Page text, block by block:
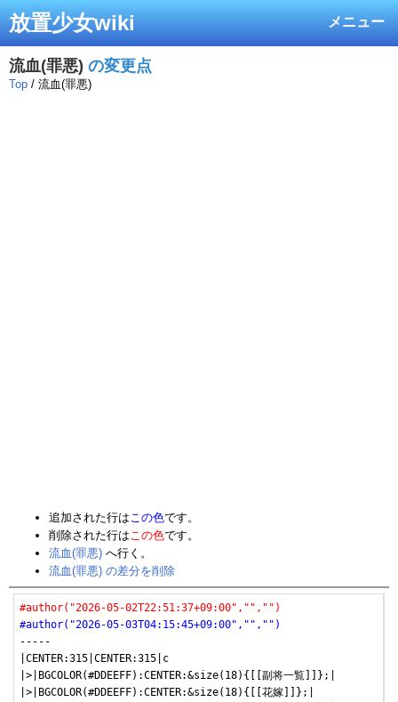
メニュー
放置少女wiki
流血(罪悪) の変更点
Top / 流血(罪悪)
追加された行はこの色です。
削除された行はこの色です。
流血(罪悪) へ行く。
流血(罪悪) の差分を削除
#author("2026-05-02T22:51:37+09:00","","")
#author("2026-05-03T04:15:45+09:00","","")
-----
|CENTER:315|CENTER:315|c
|>|BGCOLOR(#DDEEFF):CENTER:&size(18){[[副将一覧]]};|
|>|BGCOLOR(#DDEEFF):CENTER:&size(18){[[花嫁]]};|